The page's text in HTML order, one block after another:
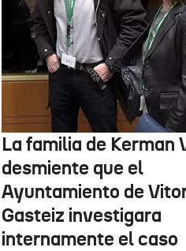
La familia de Kerman
desmiente que el
Ayuntamiento de
Gasteiz investigara
internamente el caso